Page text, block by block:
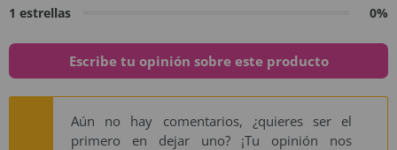
1 estrellas
0%
Escribe tu opinión sobre este producto
Aún no hay comentarios, ¿quieres ser el
primero en dejar uno? ¡Tu opinión nos